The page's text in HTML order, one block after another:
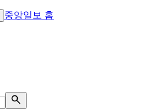
중앙일보 홈